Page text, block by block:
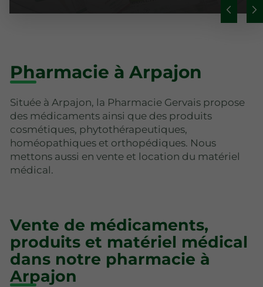
Pharmacie à Arpajon
Située à Arpajon, la Pharmacie Gervais propose
des médicaments ainsi que des produits
cosmétiques, phytothérapeutiques,
homéopathiques et orthopédiques. Nous
mettons aussi en vente et location du matériel
médical.
Vente de médicaments,
produits et matériel médical
dans notre pharmacie à
Arpajon